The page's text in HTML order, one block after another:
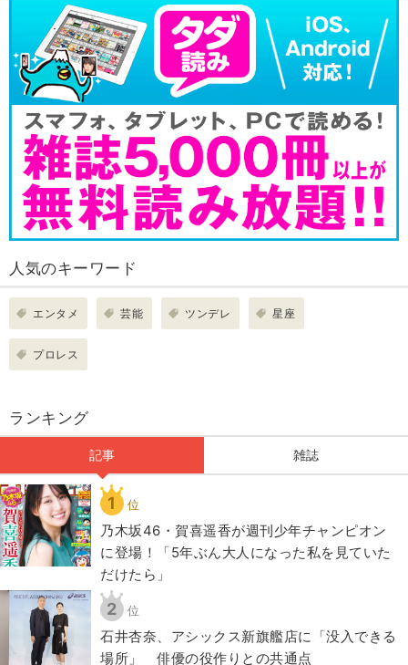
人気のキーワード
エンタメ 芸能 ツンデレ 星座
プロレス
ランキング
記事 雑誌
1 位
乃木坂46・賀喜遥香が週刊少年チャンピオン
に登場！「5年ぶん大人になった私を見ていた
だけたら」
2 位
石井杏奈、アシックス新旗艦店に「没入できる
場所」 俳優の役作りとの共通点